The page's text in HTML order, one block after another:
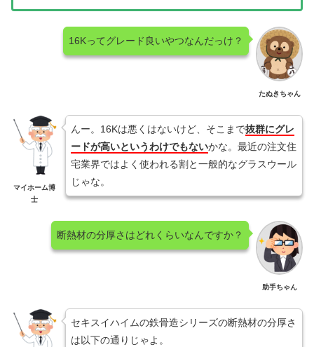
たぬきちゃん
16Kってグレード良いやつなんだっけ？
マイホーム博
士
んー。16Kは悪くはないけど、そこまで抜群にグレ
ードが高いというわけでもないかな。最近の注文住
宅業界ではよく使われる割と一般的なグラスウール
じゃな。
助手ちゃん
断熱材の分厚さはどれくらいなんですか？
セキスイハイムの鉄骨造シリーズの断熱材の分厚さ
は以下の通りじゃよ。